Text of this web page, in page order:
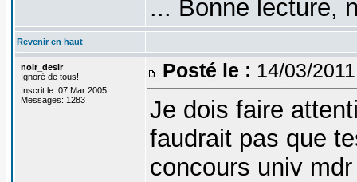
... Bonne lecture,
Revenir en haut
noir_desir
Ignoré de tous!
Inscrit le: 07 Mar 2005
Messages: 1283
Posté le : 14/03/
Je dois faire
faudrait pas que
concours univ mdr